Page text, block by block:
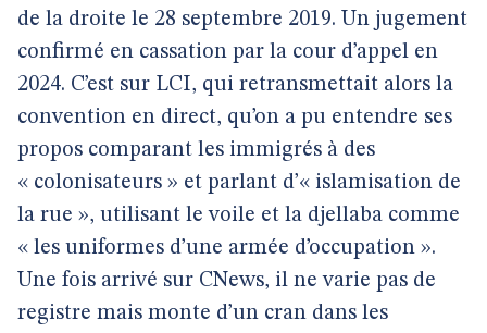
de la droite le 28 septembre 2019. Un jugement
confirmé en cassation par la cour d’appel en
2024. C’est sur LCI, qui retransmettait alors la
convention en direct, qu’on a pu entendre ses
propos comparant les immigrés à des
« colonisateurs » et parlant d’« islamisation de
la rue », utilisant le voile et la djellaba comme
« les uniformes d’une armée d’occupation ».
Une fois arrivé sur CNews, il ne varie pas de
registre mais monte d’un cran dans les